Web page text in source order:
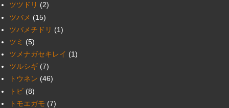
ツツドリ (2)
ツバメ (15)
ツバメチドリ (1)
ツミ (5)
ツメナガセキレイ (1)
ツルシギ (7)
トウネン (46)
トビ (8)
トモエガモ (7)